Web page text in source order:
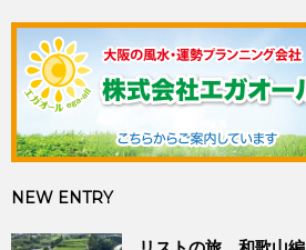
NEW ENTRY